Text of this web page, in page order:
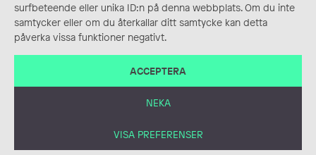
surfbeteende eller unika ID:n på denna webbplats. Om du inte
samtycker eller om du återkallar ditt samtycke kan detta
påverka vissa funktioner negativt.
ACCEPTERA
NEKA
VISA PREFERENSER